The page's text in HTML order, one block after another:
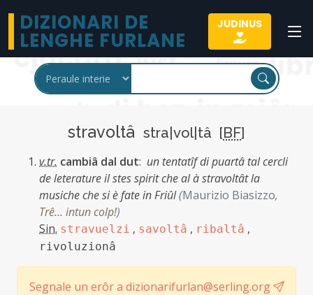
DIZIONARI DE
LENGHE FURLANE
JUDINUS
stravoltâ stra|vol|tâ [BF]
v.tr. cambiâ dal dut: un tentatîf di puartâ tal cercli
de leterature il stes spirit che al à stravoltât la
musiche che si è fate in Friûl(Maurizio Biasizzo,
Trê… intun colp!)
Sin. stravuelzi , savoltâ , ribaltâ ,
rivoluzionâ
Segnale un erôr a dizionarifurlan@serling.org